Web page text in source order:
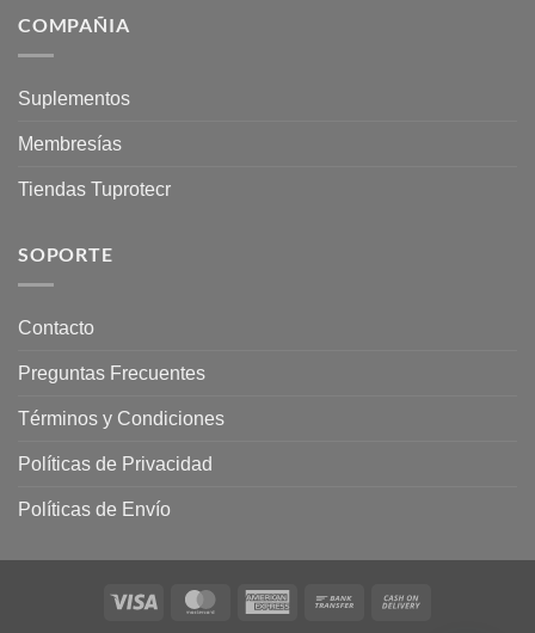
COMPAÑIA
Suplementos
Membresías
Tiendas Tuprotecr
SOPORTE
Contacto
Preguntas Frecuentes
Términos y Condiciones
Políticas de Privacidad
Políticas de Envío
Visa MasterCardAmerican
Bank